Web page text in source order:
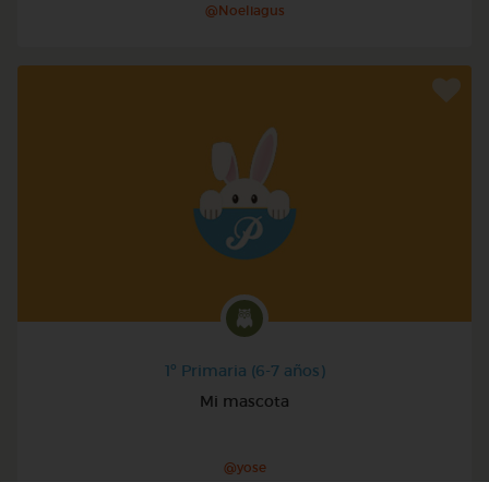
@Noeliagus
1º Primaria (6-7 años)
Mi mascota
@yose